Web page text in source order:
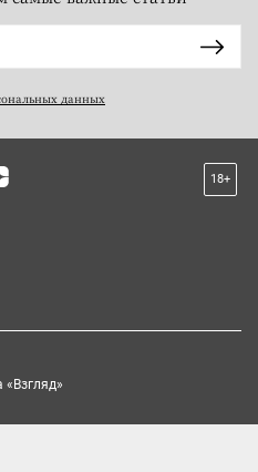
данных
18+